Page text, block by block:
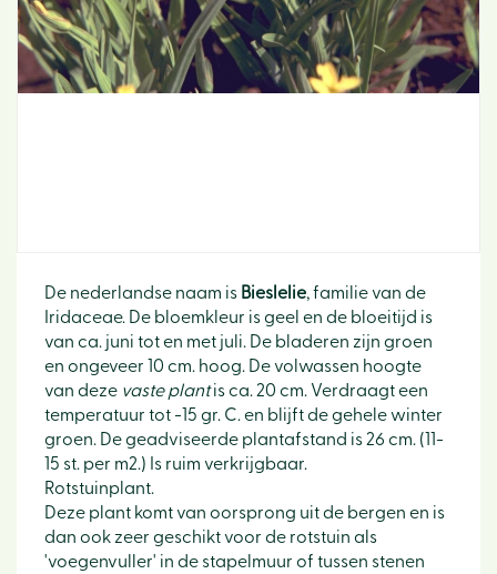
De nederlandse naam is Bieslelie, familie van de
Iridaceae. De bloemkleur is geel en de bloeitijd is
van ca. juni tot en met juli. De bladeren zijn groen
en ongeveer 10 cm. hoog. De volwassen hoogte
van deze vaste plantis ca. 20 cm. Verdraagt een
temperatuur tot -15 gr. C. en blijft de gehele winter
groen. De geadviseerde plantafstand is 26 cm. (11-
15 st. per m2.) Is ruim verkrijgbaar.
Rotstuinplant.
Deze plant komt van oorsprong uit de bergen en is
dan ook zeer geschikt voor de rotstuin als
'voegenvuller' in de stapelmuur of tussen stenen